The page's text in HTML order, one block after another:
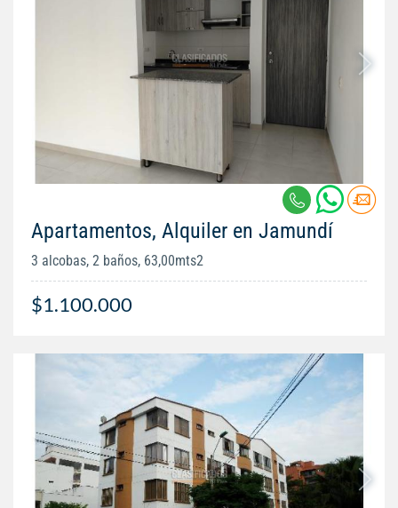
Apartamentos, Alquiler en Jamundí
3 alcobas, 2 baños, 63,00mts2
$1.100.000